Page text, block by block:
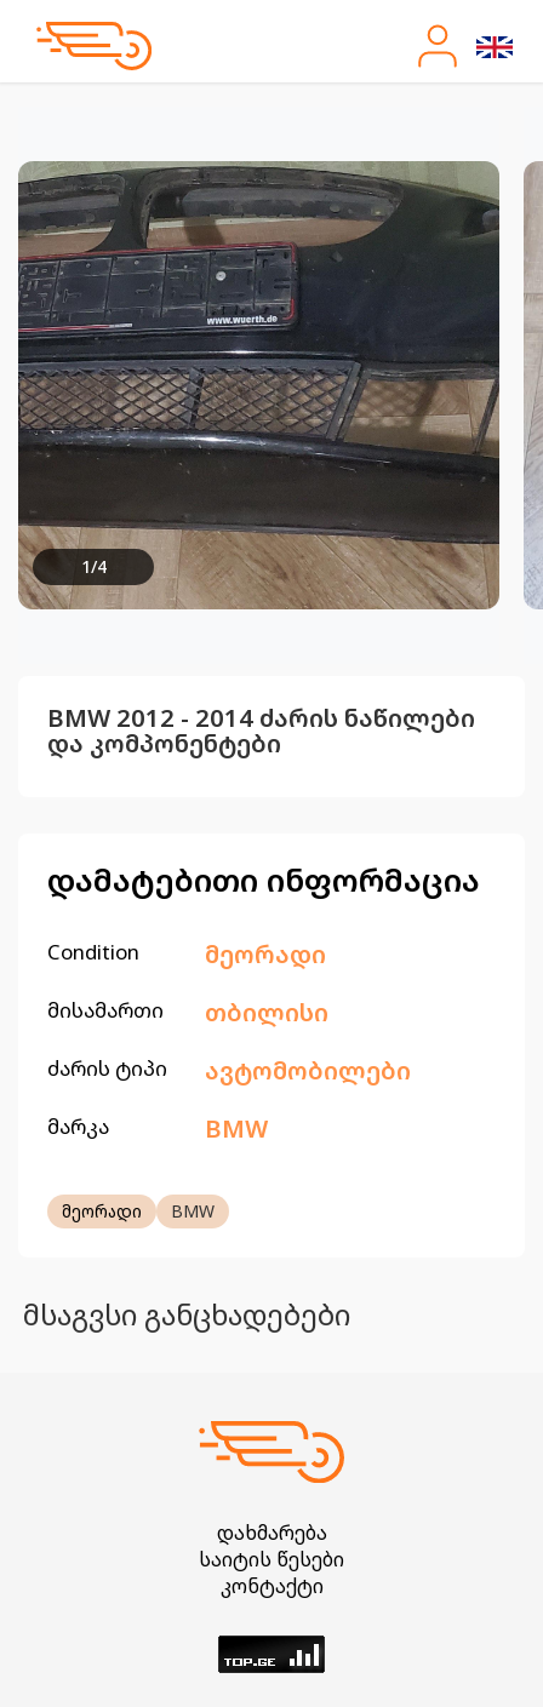
1/4
BMW 2012 - 2014 ძარის ნაწილები
და კომპონენტები
დამატებითი ინფორმაცია
Condition მეორადი
მისამართი თბილისი
ძარის ტიპი ავტომობილები
მარკა BMW
მეორადი BMW
მსაგვსი განცხადებები
დახმარება
საიტის წესები
კონტაქტი